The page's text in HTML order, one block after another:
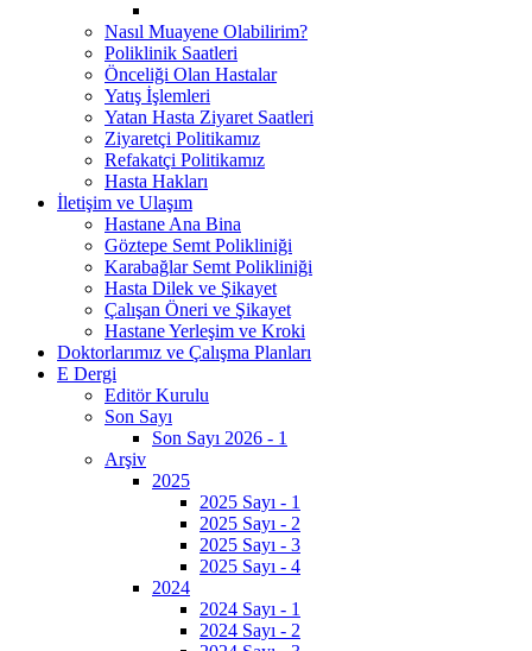
Nasıl Muayene Olabilirim?
Poliklinik Saatleri
Önceliği Olan Hastalar
Yatış İşlemleri
Yatan Hasta Ziyaret Saatleri
Ziyaretçi Politikamız
Refakatçi Politikamız
Hasta Hakları
İletişim ve Ulaşım
Hastane Ana Bina
Göztepe Semt Polikliniği
Karabağlar Semt Polikliniği
Hasta Dilek ve Şikayet
Çalışan Öneri ve Şikayet
Hastane Yerleşim ve Kroki
Doktorlarımız ve Çalışma Planları
E Dergi
Editör Kurulu
Son Sayı
Son Sayı 2026 - 1
Arşiv
2025
2025 Sayı - 1
2025 Sayı - 2
2025 Sayı - 3
2025 Sayı - 4
2024
2024 Sayı - 1
2024 Sayı - 2